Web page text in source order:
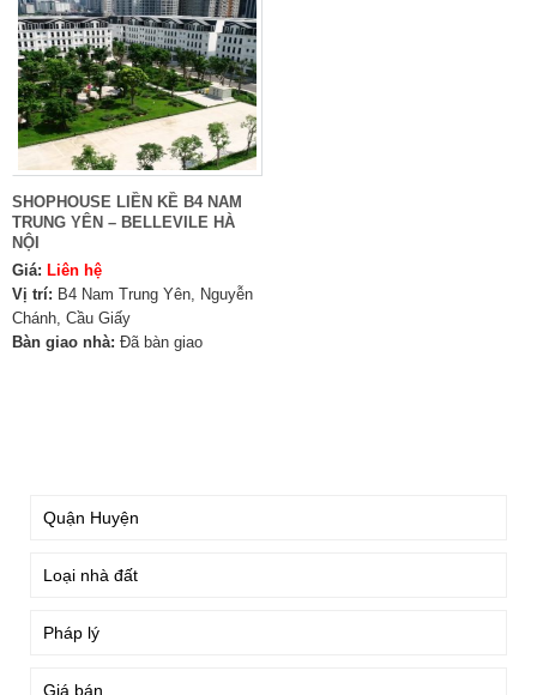
SHOPHOUSE LIỀN KỀ B4 NAM
TRUNG YÊN – BELLEVILE HÀ
NỘI
Giá: Liên hệ
Vị trí: B4 Nam Trung Yên, Nguyễn
Chánh, Cầu Giấy
Bàn giao nhà: Đã bàn giao